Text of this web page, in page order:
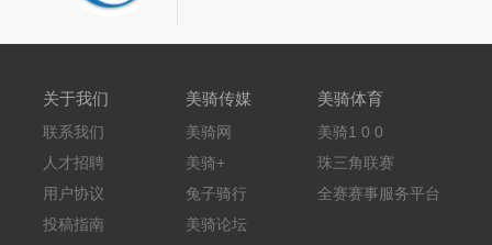
关于我们
联系我们
人才招聘
用户协议
投稿指南
美骑传媒
美骑网
美骑+
兔子骑行
美骑论坛
美骑体育
美骑1 0 0
珠三角联赛
全赛赛事服务平台